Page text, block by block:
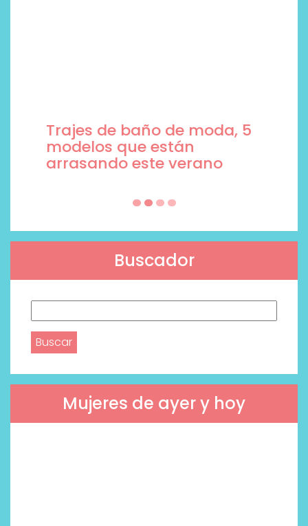
Trajes de baño de moda, 5
modelos que están
arrasando este verano
Buscador
Mujeres de ayer y hoy